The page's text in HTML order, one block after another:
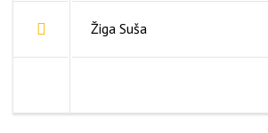
Žiga Suša